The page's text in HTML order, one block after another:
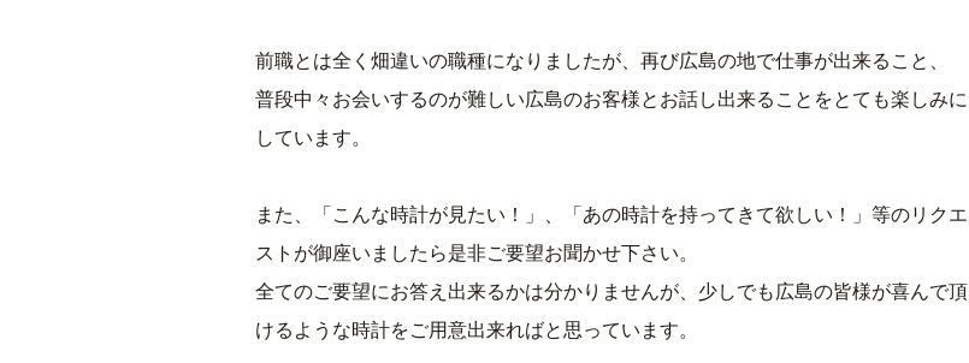
前職とは全く畑違いの職種になりましたが、再び広島の地で仕事が出来ること、
普段中々お会いするのが難しい広島のお客様とお話し出来ることをとても楽しみに
しています。
また、「こんな時計が見たい！」、「あの時計を持ってきて欲しい！」等のリクエ
ストが御座いましたら是非ご要望お聞かせ下さい。
全てのご要望にお答え出来るかは分かりませんが、少しでも広島の皆様が喜んで頂
けるような時計をご用意出来ればと思っています。